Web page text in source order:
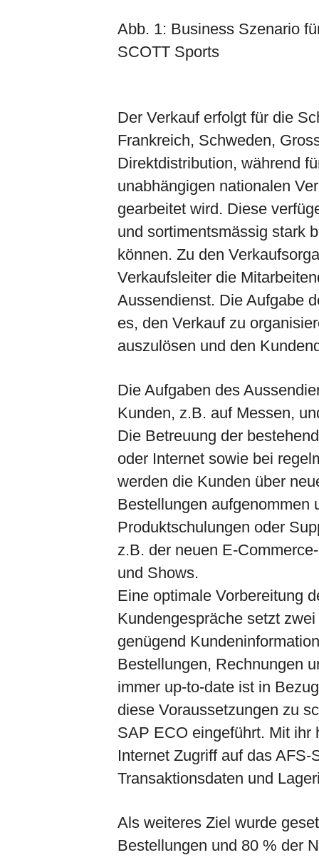
Abb. 1: Business Szenario
SCOTT Sports
Der Verkauf erfolgt für die
Frankreich, Schweden,
Direktdistribution, während
unabhängigen nationalen
gearbeitet wird. Diese
und sortimentsmässig stark
können. Zu den
Verkaufsleiter die
Aussendienst. Die Aufgabe
es, den Verkauf zu
auszulösen und den
Die Aufgaben des
Kunden, z.B. auf Messen,
Die Betreuung der
oder Internet sowie bei
werden die Kunden über
Bestellungen aufgenommen
Produktschulungen oder
z.B. der neuen E-
und Shows.
Eine optimale Vorbereitung
Kundengespräche setzt
genügend
Bestellungen, Rechnungen
immer up-to-date ist in
diese Voraussetzungen zu
SAP ECO eingeführt. Mit ihr
Internet Zugriff auf das
Transaktionsdaten und
Als weiteres Ziel wurde
Bestellungen und 80 % der